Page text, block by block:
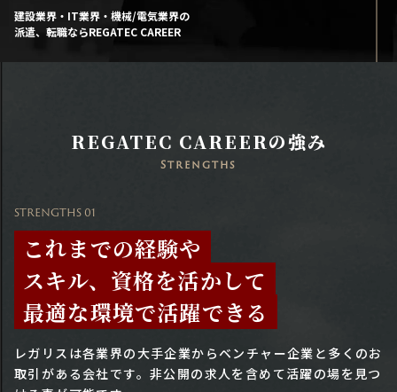
建設業界・IT業界・機械/電気業界の
派遣、転職ならREGATEC CAREER
REGATEC CAREERの強み
Strengths
STRENGTHS 01
これまでの経験や
スキル、資格を活かして
最適な環境で活躍できる
レガリスは各業界の大手企業からベンチャー企業と多くのお
取引がある会社です。 非公開の求人を含めて活躍の場を見つ